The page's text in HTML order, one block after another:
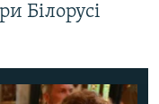
Білорусі